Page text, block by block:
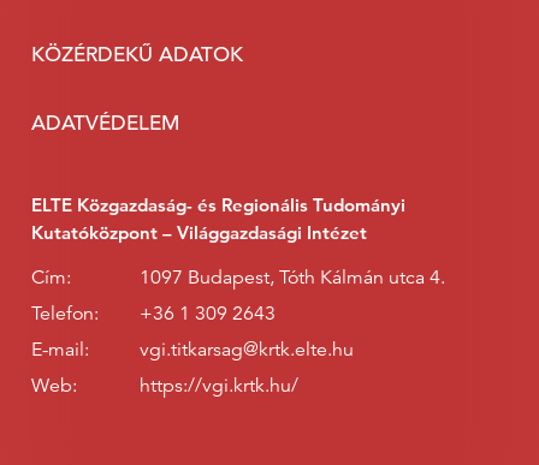
KÖZÉRDEKŰ ADATOK
ADATVÉDELEM
ELTE Közgazdaság- és Regionális Tudományi
Kutatóközpont – Világgazdasági Intézet
Cím:
1097 Budapest, Tóth Kálmán utca 4.
Telefon:
+36 1 309 2643
E-mail:
vgi.titkarsag@krtk.elte.hu
Web:
https://vgi.krtk.hu/